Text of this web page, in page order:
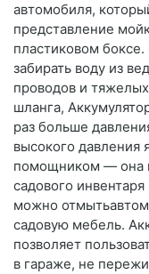
автомобиля,
представление
пластиковом
забирать воду из
проводов и
шланга,
раз больше
высокого давления
помощником — она
садового
можно
садовую мебель.
позволяет
в гараже, не